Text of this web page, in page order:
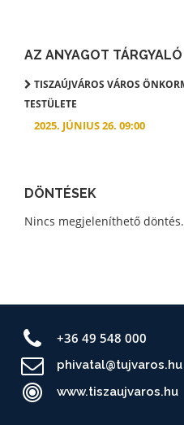
AZ ANYAGOT
TISZAÚJVÁROS VÁROS
TESTÜLETE
2025. JÚNIUS 26. 09:00
DÖNTÉSEK
Nincs megjeleníthető döntés.
+36 49 548 000
phivatal@tujvaros.hu
www.tiszaujvaros.hu